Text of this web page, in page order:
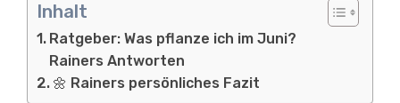
Inhalt
Ratgeber: Was pflanze ich im Juni?
Rainers Antworten
🌼 Rainers persönliches Fazit